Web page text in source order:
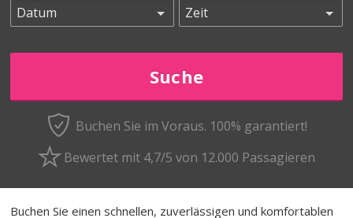
Buchen Sie im Voraus. 100% garantiert!
Bewertet mit 4,7/5 von 12.000 Passagieren
Buchen Sie einen schnellen, zuverlässigen und komfortablen